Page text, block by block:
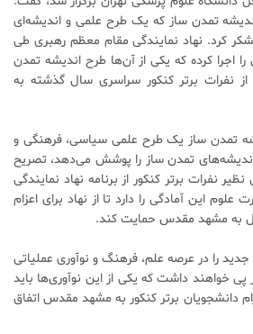
تمدن ساز که یک طرح علمی و اندیشه‌ای
کرد. نهاد نمایندگی مقام معظم رهبری طی
اجرا کرده که یکی از آن‌ها طرح اندیشه تمدن
از نفرات برتر کنکور سراسری سال گذشته به
تمدن ساز یک طرح علمی سیاسی، فرهنگی و
تمدن ساز را پوشش می‌دهد، تصریح
نفرات برتر کنکور از برنامه نهاد نمایندگی
این آمادگی را دارد تا از نهاد برای اعزام
به مشهد مقدس حمایت کند.
جدید را در عرصه علم، فرهنگ و نوآوری عملیاتی
پی خواهند داشت که یکی از این نوآوری‌ها باید
دانشجویان برتر کنکور به مشهد مقدس اتفاق